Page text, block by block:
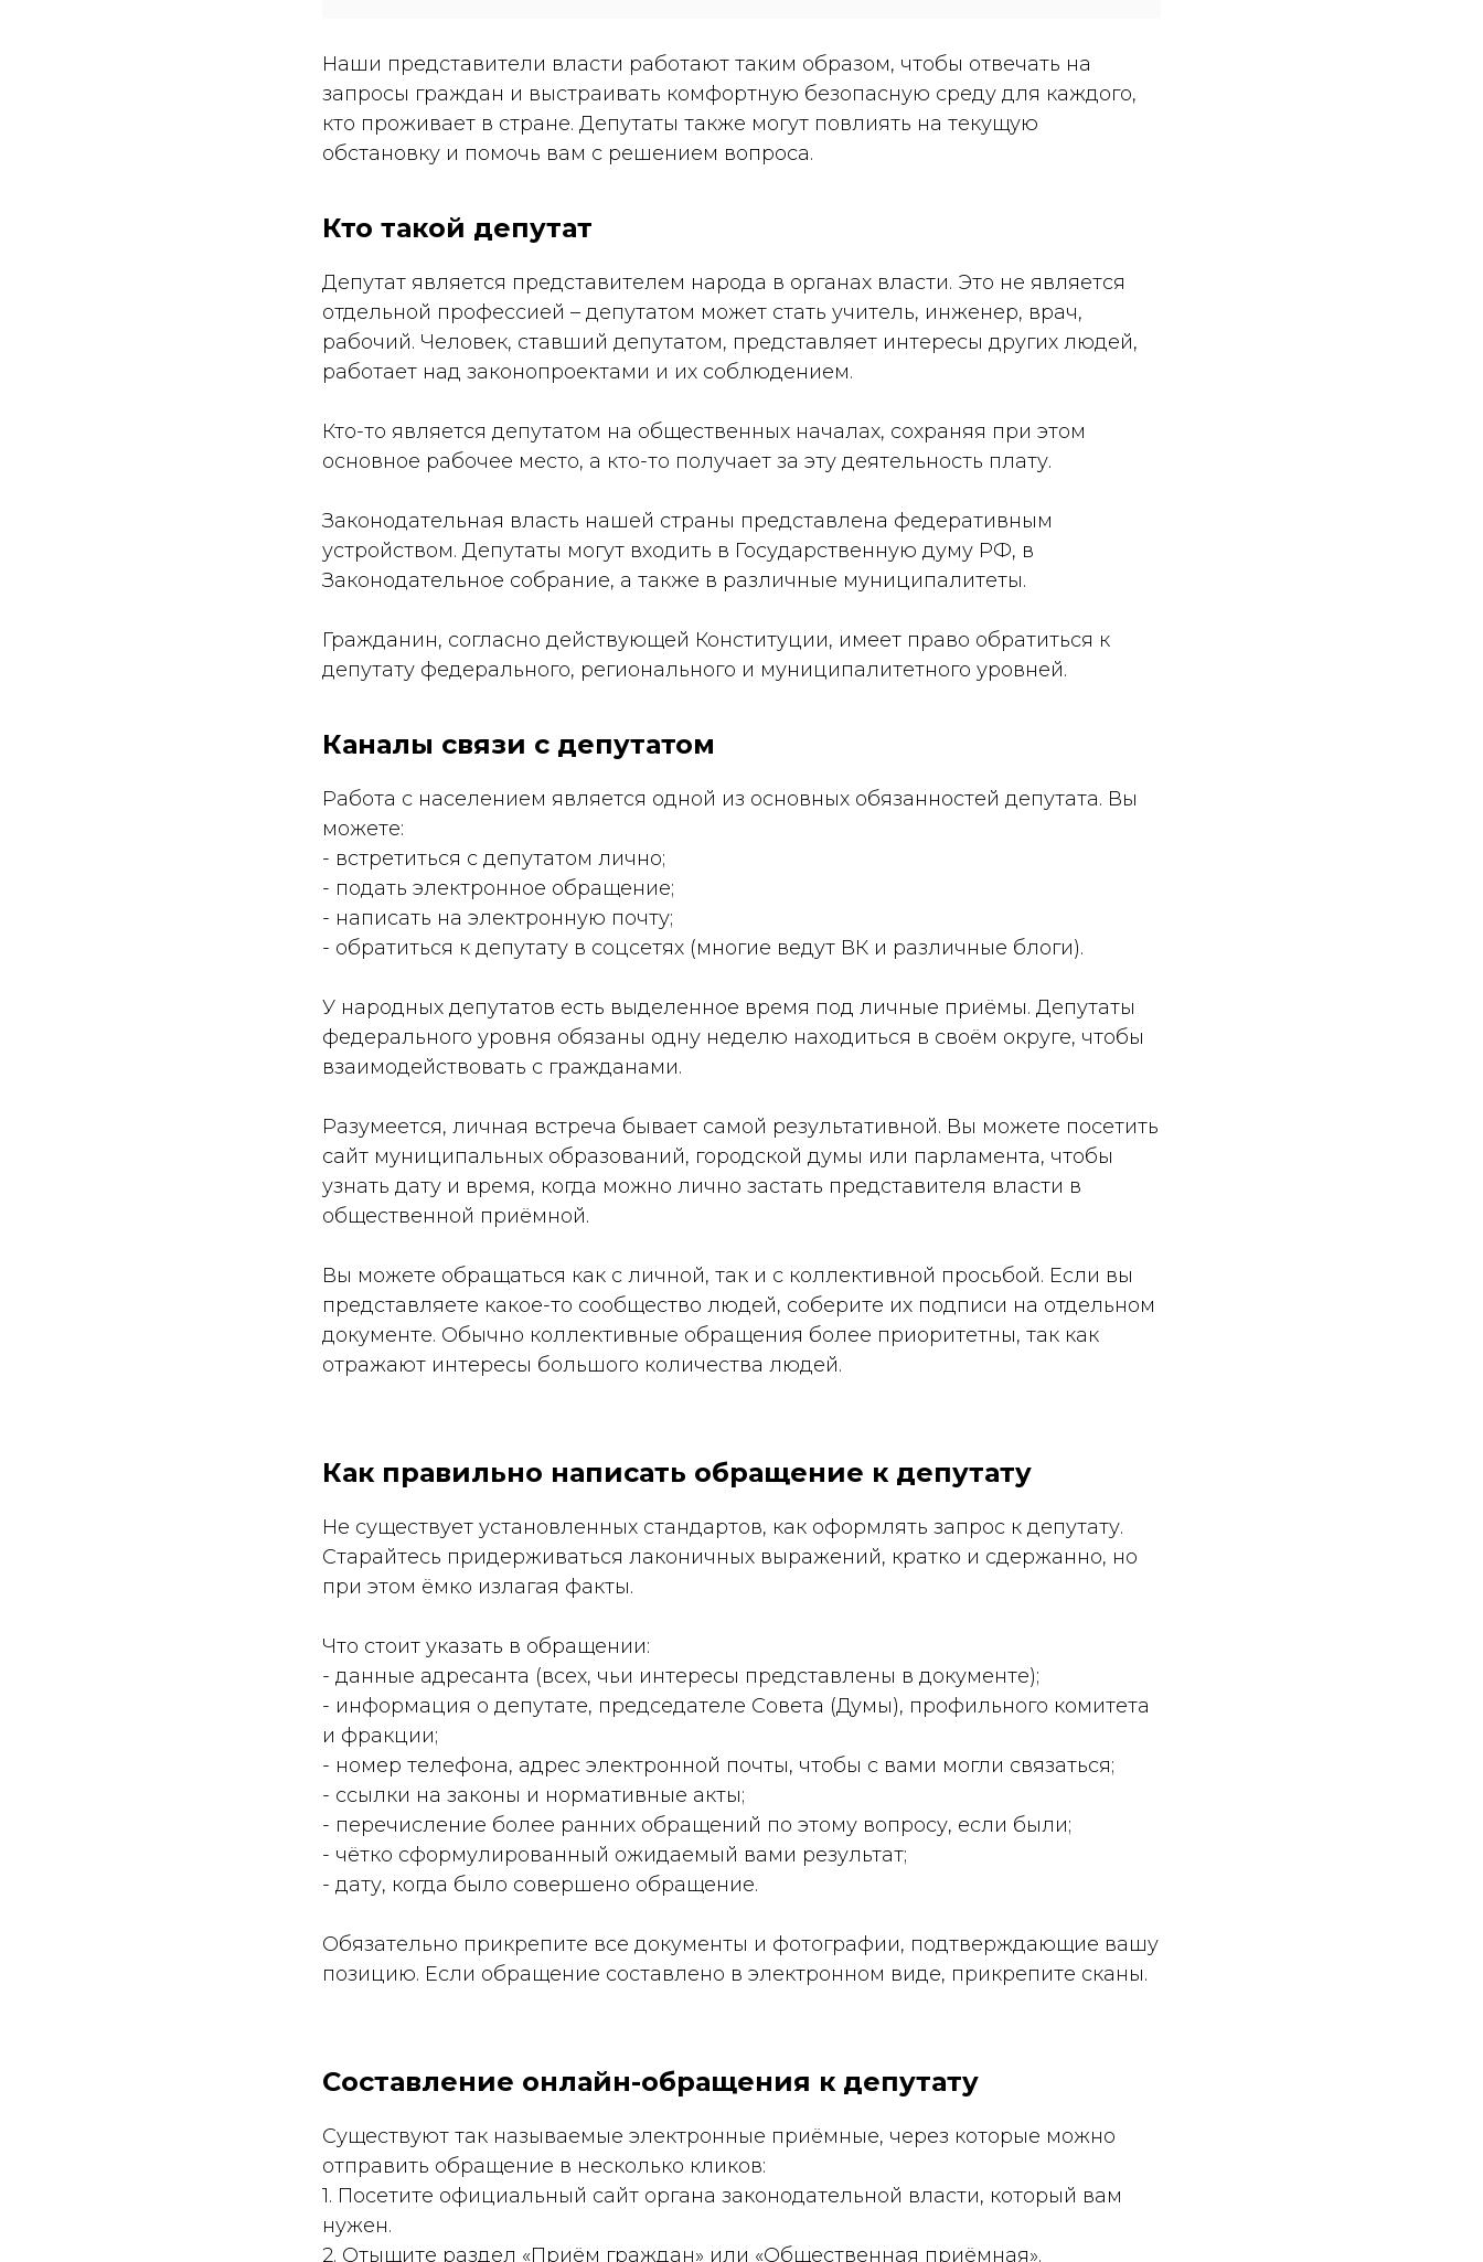
Наши представители власти работают таким образом, чтобы отвечать на
запросы граждан и выстраивать комфортную безопасную среду для каждого,
кто проживает в стране. Депутаты также могут повлиять на текущую
обстановку и помочь вам с решением вопроса.
Кто такой депутат
Депутат является представителем народа в органах власти. Это не является
отдельной профессией – депутатом может стать учитель, инженер, врач,
рабочий. Человек, ставший депутатом, представляет интересы других людей,
работает над законопроектами и их соблюдением.
Кто-то является депутатом на общественных началах, сохраняя при этом
основное рабочее место, а кто-то получает за эту деятельность плату.
Законодательная власть нашей страны представлена федеративным
устройством. Депутаты могут входить в Государственную думу РФ, в
Законодательное собрание, а также в различные муниципалитеты.
Гражданин, согласно действующей Конституции, имеет право обратиться к
депутату федерального, регионального и муниципалитетного уровней.
Каналы связи с депутатом
Работа с населением является одной из основных обязанностей депутата. Вы
можете:
- встретиться с депутатом лично;
- подать электронное обращение;
- написать на электронную почту;
- обратиться к депутату в соцсетях (многие ведут ВК и различные блоги).
У народных депутатов есть выделенное время под личные приёмы. Депутаты
федерального уровня обязаны одну неделю находиться в своём округе, чтобы
взаимодействовать с гражданами.
Разумеется, личная встреча бывает самой результативной. Вы можете посетить
сайт муниципальных образований, городской думы или парламента, чтобы
узнать дату и время, когда можно лично застать представителя власти в
общественной приёмной.
Вы можете обращаться как с личной, так и с коллективной просьбой. Если вы
представляете какое-то сообщество людей, соберите их подписи на отдельном
документе. Обычно коллективные обращения более приоритетны, так как
отражают интересы большого количества людей.
Как правильно написать обращение к депутату
Не существует установленных стандартов, как оформлять запрос к депутату.
Старайтесь придерживаться лаконичных выражений, кратко и сдержанно, но
при этом ёмко излагая факты.
Что стоит указать в обращении:
- данные адресанта (всех, чьи интересы представлены в документе);
- информация о депутате, председателе Совета (Думы), профильного комитета
и фракции;
- номер телефона, адрес электронной почты, чтобы с вами могли связаться;
- ссылки на законы и нормативные акты;
- перечисление более ранних обращений по этому вопросу, если были;
- чётко сформулированный ожидаемый вами результат;
- дату, когда было совершено обращение.
Обязательно прикрепите все документы и фотографии, подтверждающие вашу
позицию. Если обращение составлено в электронном виде, прикрепите сканы.
Составление онлайн-обращения к депутату
Существуют так называемые электронные приёмные, через которые можно
отправить обращение в несколько кликов:
1. Посетите официальный сайт органа законодательной власти, который вам
нужен.
2. Отыщите раздел «Приём граждан» или «Общественная приёмная».